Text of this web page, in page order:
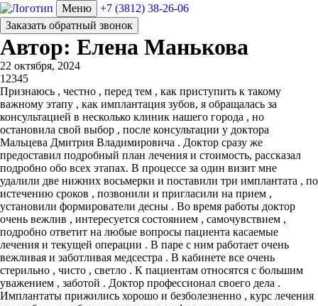
Меню
+7 (3812) 38-26-06
Заказать обратный звонок
Автор: Елена Манькова
22 октября, 2024
1 2345
Признаюсь , честно , перед тем , как приступить к такому
важному этапу , как имплантация зубов, я обращалась за
консультацией в несколько клиник нашего города , но
остановила свой выбор , после консультации у доктора
Мальцева Дмитрия Владимировича . Доктор сразу же
предоставил подробный план лечения и стоимость, рассказал
подробно обо всех этапах. В процессе за один визит мне
удалили две нижних восьмерки и поставили три имплантата , по
истечению сроков , позвонили и пригласили на прием ,
установили формирователи десны . Во время работы доктор
очень вежлив , интересуется состоянием , самочувствием ,
подробно ответит на любые вопросы пациента касаемые
лечения и текущей операции . В паре с ним работает очень
вежливая и заботливая медсестра . В кабинете все очень
стерильно , чисто , светло . К пациентам относятся с большим
уважением , заботой . Доктор профессионал своего дела .
Имплантаты прижились хорошо и безболезненно , курс лечения